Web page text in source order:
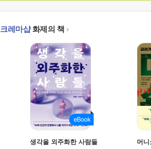
크레마샵화제의 책
생각을 외주화한 사람들 머